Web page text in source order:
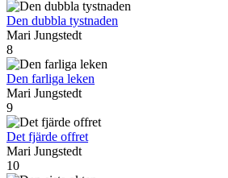
Den dubbla tystnaden
Mari Jungstedt
8
Den farliga leken
Mari Jungstedt
9
Det fjärde offret
Mari Jungstedt
10